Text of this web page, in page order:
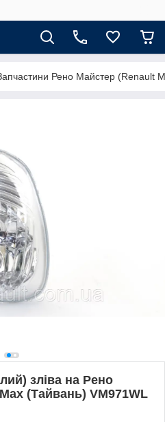
Рено Майстер (Renault
зліва на Рено
(Тайвань) VM971WL